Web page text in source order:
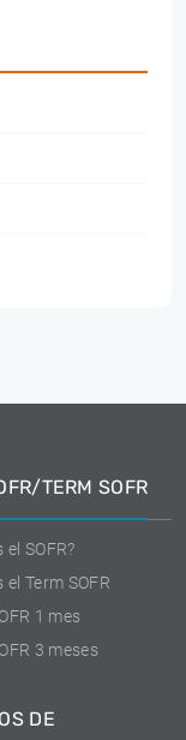
TERM SOFR
el SOFR?
el Term SOFR
1 mes
3 meses
DE